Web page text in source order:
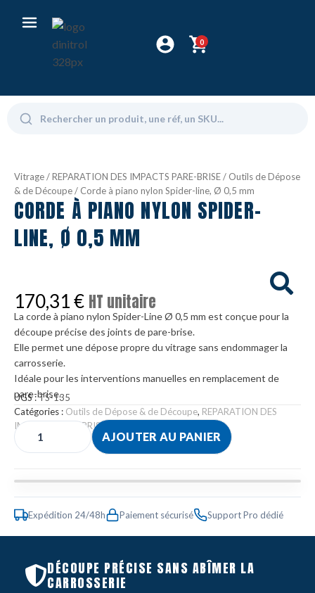
0
Vitrage/REPARATION DES IMPACTS PARE-BRISE/ Outils de Dépose
& de Découpe/ Corde à piano nylon Spider-line, Ø 0,5 mm
CORDE À PIANO NYLON SPIDER-
LINE, Ø 0,5 MM
170,31€ HT unitaire
La corde à piano nylon Spider-Line Ø 0,5 mm est conçue pour la
découpe précise des joints de pare-brise.
Elle permet une dépose propre du vitrage sans endommager la
carrosserie.
Idéale pour les interventions manuelles en remplacement de
pare-brise.
UGS :TS-135
Catégories : Outils de Dépose & de Découpe, REPARATION DES
IMPACTS PARE-BRISE
AJOUTER AU PANIER
Expédition 24/48h Paiement sécurisé Support Pro dédié
DÉCOUPE PRÉCISE SANS ABÎMER LA
CARROSSERIE